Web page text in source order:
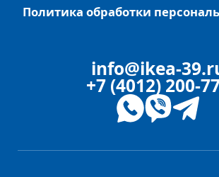
Политика обработки
info@ikea-
+7 (4012) 200-